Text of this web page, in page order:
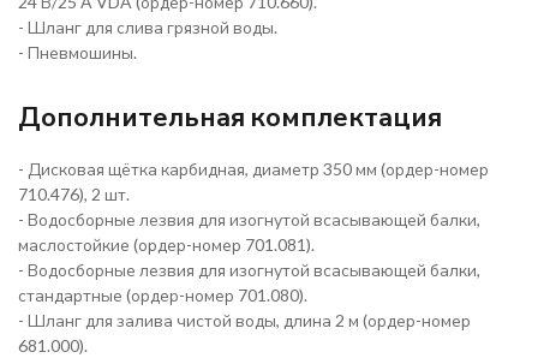
- Шланг для слива грязной воды.
- Пневмошины.
Дополнительная комплектация
- Дисковая щётка карбидная, диаметр 350 мм (ордер-номер
710.476), 2 шт.
- Водосборные лезвия для изогнутой всасывающей балки,
маслостойкие (ордер-номер 701.081).
- Водосборные лезвия для изогнутой всасывающей балки,
стандартные (ордер-номер 701.080).
- Шланг для залива чистой воды, длина 2 м (ордер-номер
681.000).